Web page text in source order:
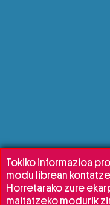
Tokiko informazioa
modu librean
Horretarako zure
maitatzeko modurik